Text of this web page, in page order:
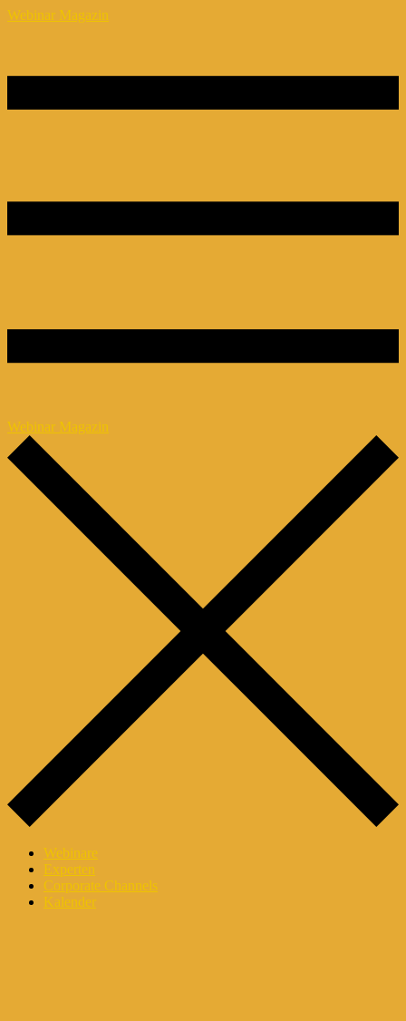
Webinar Magazin
Webinar Magazin
Webinare
Experten
Corporate Channels
Kalender